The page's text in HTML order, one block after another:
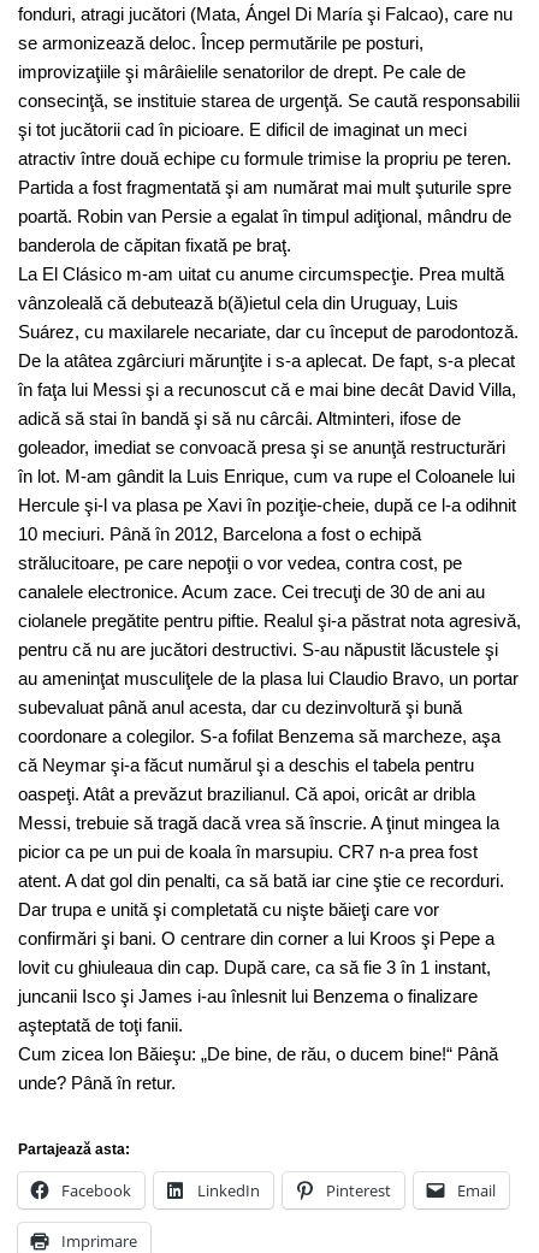
fonduri, atragi jucători (Mata, Ángel Di María şi Falcao), care nu
se armonizează deloc. Încep permutările pe posturi,
improvizaţiile şi mârâielile senatorilor de drept. Pe cale de
consecinţă, se instituie starea de urgenţă. Se caută responsabilii
şi tot jucătorii cad în picioare. E dificil de imaginat un meci
atractiv între două echipe cu formule trimise la propriu pe teren.
Partida a fost fragmentată şi am numărat mai mult şuturile spre
poartă. Robin van Persie a egalat în timpul adiţional, mândru de
banderola de căpitan fixată pe braţ.
La El Clásico m-am uitat cu anume circumspecţie. Prea multă
vânzoleală că debutează b(ă)ietul cela din Uruguay, Luis
Suárez, cu maxilarele necariate, dar cu început de parodontoză.
De la atâtea zgârciuri mărunţite i s-a aplecat. De fapt, s-a plecat
în faţa lui Messi şi a recunoscut că e mai bine decât David Villa,
adică să stai în bandă şi să nu cârcâi. Altminteri, ifose de
goleador, imediat se convoacă presa şi se anunţă restructurări
în lot. M-am gândit la Luis Enrique, cum va rupe el Coloanele lui
Hercule şi-l va plasa pe Xavi în poziţie-cheie, după ce l-a odihnit
10 meciuri. Până în 2012, Barcelona a fost o echipă
strălucitoare, pe care nepoţii o vor vedea, contra cost, pe
canalele electronice. Acum zace. Cei trecuţi de 30 de ani au
ciolanele pregătite pentru piftie. Realul şi-a păstrat nota agresivă,
pentru că nu are jucători destructivi. S-au năpustit lăcustele şi
au ameninţat musculiţele de la plasa lui Claudio Bravo, un portar
subevaluat până anul acesta, dar cu dezinvoltură şi bună
coordonare a colegilor. S-a fofilat Benzema să marcheze, aşa
că Neymar şi-a făcut numărul şi a deschis el tabela pentru
oaspeţi. Atât a prevăzut brazilianul. Că apoi, oricât ar dribla
Messi, trebuie să tragă dacă vrea să înscrie. A ţinut mingea la
picior ca pe un pui de koala în marsupiu. CR7 n-a prea fost
atent. A dat gol din penalti, ca să bată iar cine ştie ce recorduri.
Dar trupa e unită şi completată cu nişte băieţi care vor
confirmări şi bani. O centrare din corner a lui Kroos şi Pepe a
lovit cu ghiuleaua din cap. După care, ca să fie 3 în 1 instant,
juncanii Isco şi James i-au înlesnit lui Benzema o finalizare
aşteptată de toţi fanii.
Cum zicea Ion Băieşu: „De bine, de rău, o ducem bine!“ Până
unde? Până în retur.
Partajează asta:
Facebook LinkedIn Pinterest Email
Imprimare